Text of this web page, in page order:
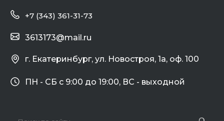
+7 (343) 361-31-73
г. Екатеринбург, ул. Новостроя, 1а, оф. 100
3613173@mail.ru
ПН - СБ с 9:00 до 19:00, ВС - выходной